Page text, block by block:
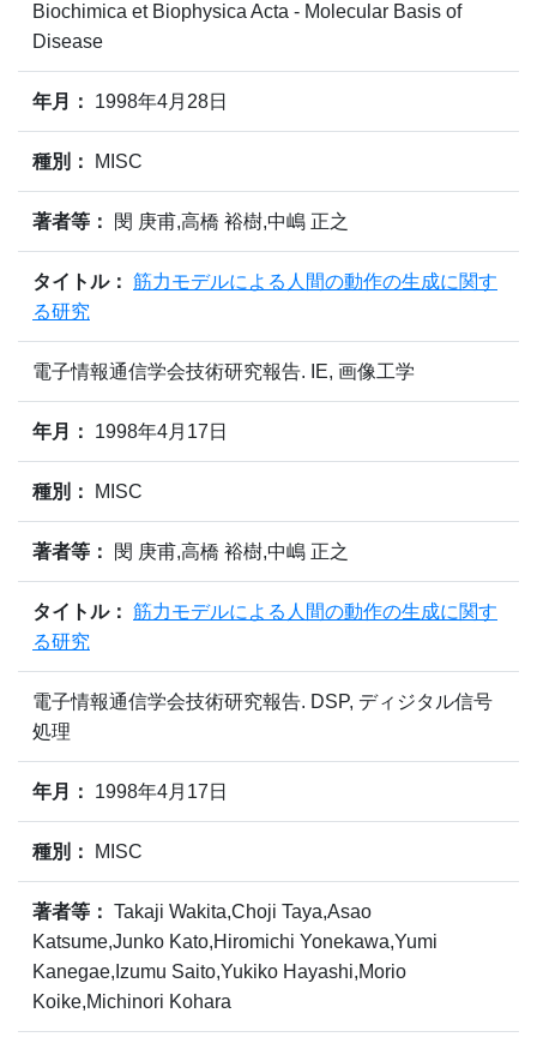
Biochimica et Biophysica Acta - Molecular Basis of
Disease
年月： 1998年4月28日
種別： MISC
著者等： 閔 庚甫,高橋 裕樹,中嶋 正之
タイトル： 筋力モデルによる人間の動作の生成に関す
る研究
電子情報通信学会技術研究報告. IE, 画像工学
年月： 1998年4月17日
種別： MISC
著者等： 閔 庚甫,高橋 裕樹,中嶋 正之
タイトル： 筋力モデルによる人間の動作の生成に関す
る研究
電子情報通信学会技術研究報告. DSP, ディジタル信号
処理
年月： 1998年4月17日
種別： MISC
著者等： Takaji Wakita,Choji Taya,Asao
Katsume,Junko Kato,Hiromichi Yonekawa,Yumi
Kanegae,Izumu Saito,Yukiko Hayashi,Morio
Koike,Michinori Kohara